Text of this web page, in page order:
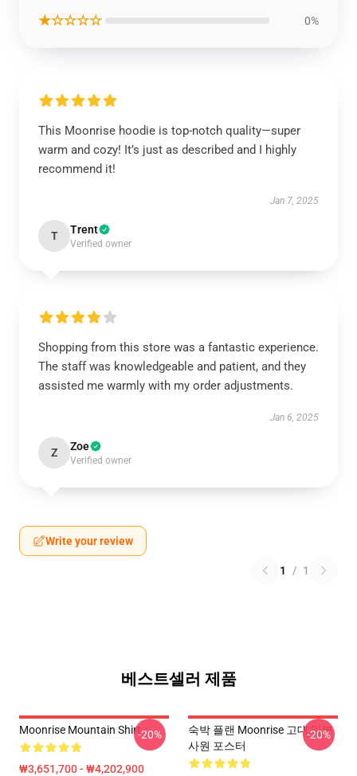
★☆☆☆☆ 0%
This Moonrise hoodie is top-notch quality—super
warm and cozy! It’s just as described and I highly
recommend it!
Jan 7, 2025
T Trent
Verified owner
Shopping from this store was a fantastic experience.
The staff was knowledgeable and patient, and they
assisted me warmly with my order adjustments.
Jan 6, 2025
Z Zoe
Verified owner
Write your review
1 / 1
베스트셀러 제품
Moonrise Mountain Shirt
₩3,651,700 - ₩4,202,900
-20%
숙박 플랜 Moonrise 고대 일본
사원 포스터
-20%